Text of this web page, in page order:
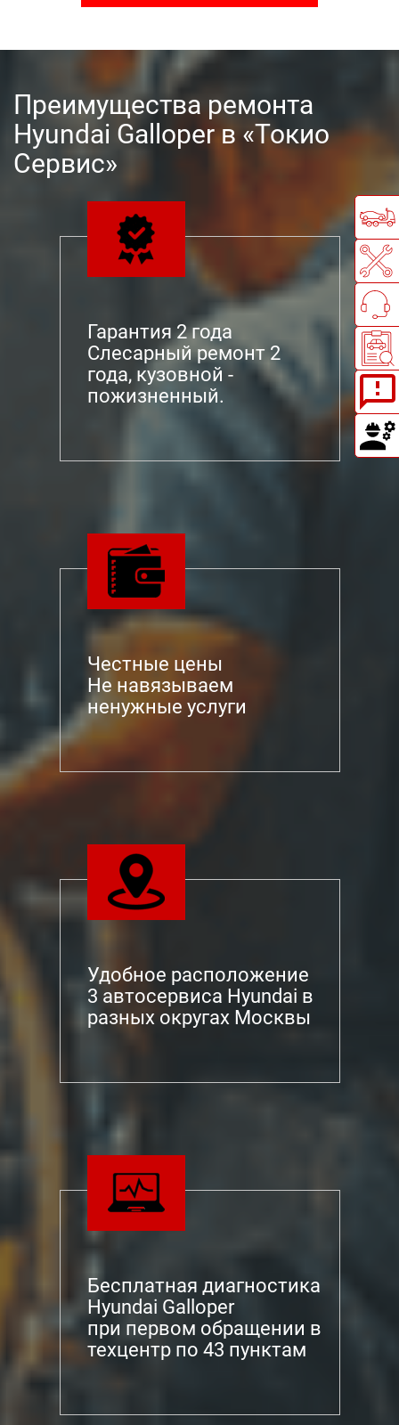
Преимущества ремонта
Hyundai Galloper в «Токио
Сервис»
Гарантия 2 года
Слесарный ремонт 2
года, кузовной -
пожизненный.
Честные цены
Не навязываем
ненужные услуги
Удобное расположение
3 автосервиса Hyundai в
разных округах Москвы
Бесплатная диагностика
Hyundai Galloper
при первом обращении в
техцентр по 43 пунктам